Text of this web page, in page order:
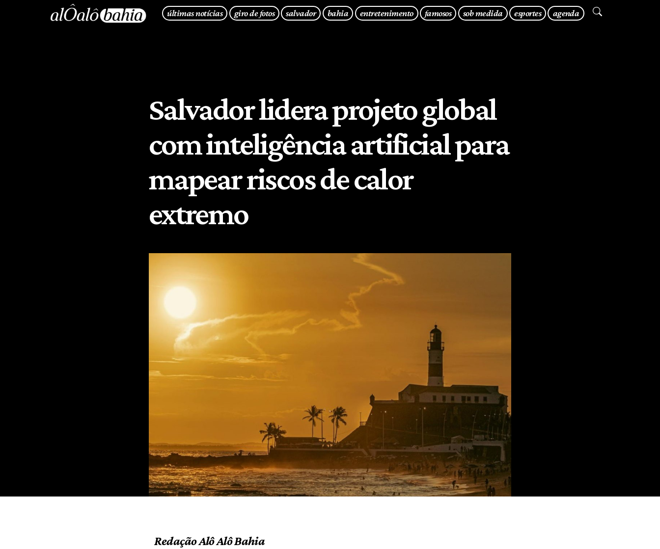
últimas notícias giro de fotos salvador bahia entretenimento famosos sob medida esportes agenda
Salvador lidera projeto global
com inteligência artificial para
mapear riscos de calor
extremo
Redação Alô Alô Bahia